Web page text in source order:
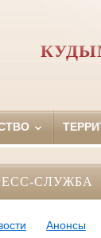
СЛУЖБА
Анонсы